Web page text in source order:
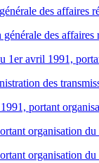
des affaires
des
avril 1991,
des
portant
organisation du
organisation du